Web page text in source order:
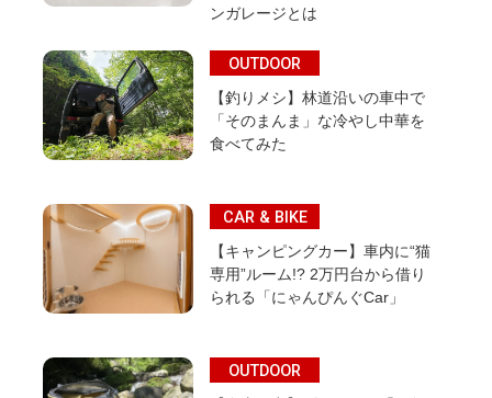
ンガレージとは
OUTDOOR
【釣りメシ】林道沿いの車中で
「そのまんま」な冷やし中華を
食べてみた
CAR & BIKE
【キャンピングカー】車内に“猫
専用”ルーム!? 2万円台から借り
られる「にゃんぴんぐCar」
OUTDOOR